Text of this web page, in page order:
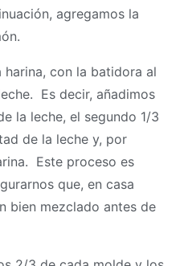
agregamos la
con la batidora al
Es decir, añadimos
la leche, el segundo 1/3
de la leche y, por
Este proceso es
que, en casa
bien mezclado antes de